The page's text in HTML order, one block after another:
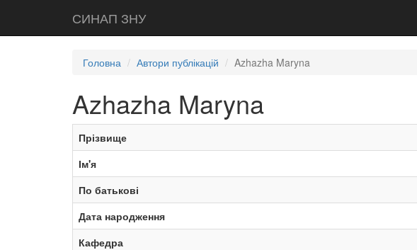
СИНАП ЗНУ
Головна Автори публікацій Azhazha Maryna
Azhazha Maryna
Прізвище
Ім'я
По батькові
Дата народження
Кафедра